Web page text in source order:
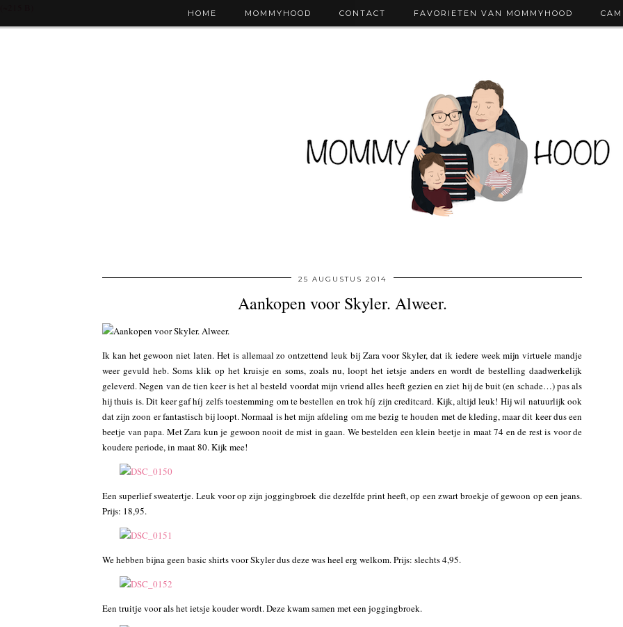
HOME MOMMYHOOD CONTACT FAVORIETEN VAN MOMMYHOOD
25 AUGUSTUS 2014
Aankopen voor Skyler. Alweer.
Ik kan het gewoon niet laten. Het is allemaal zo ontzettend leuk bij Zara voor Skyler, dat ik iedere week mijn virtuele mandje
weer gevuld heb. Soms klik op het kruisje en soms, zoals nu, loopt het ietsje anders en wordt de bestelling daadwerkelijk
geleverd. Negen van de tien keer is het al besteld voordat mijn vriend alles heeft gezien en ziet hij de buit (en schade…) pas als
hij thuis is. Dit keer gaf híj zelfs toestemming om te bestellen en trok híj zijn creditcard. Kijk, altijd leuk! Hij wil natuurlijk ook
dat zijn zoon er fantastisch bij loopt. Normaal is het mijn afdeling om me bezig te houden met de kleding, maar dit keer dus een
beetje van papa. Met Zara kun je gewoon nooit de mist in gaan. We bestelden een klein beetje in maat 74 en de rest is voor de
koudere periode, in maat 80. Kijk mee!
Een superlief sweatertje. Leuk voor op zijn joggingbroek die dezelfde print heeft, op een zwart broekje of gewoon op een jeans.
Prijs: 18,95.
We hebben bijna geen basic shirts voor Skyler dus deze was heel erg welkom. Prijs: slechts 4,95.
Een truitje voor als het ietsje kouder wordt. Deze kwam samen met een joggingbroek.